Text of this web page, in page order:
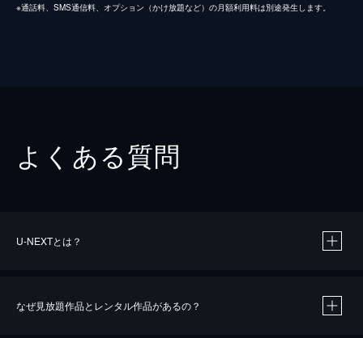
※通話料、SMS通信料、オプション（かけ放題など）の月額利用料は別途発生します。
よくある質問
U-NEXTとは？
なぜ見放題作品とレンタル作品があるの？